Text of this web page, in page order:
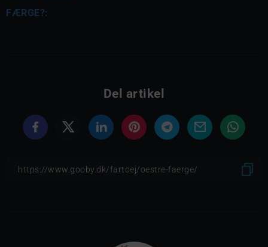
FÆRGE?:
Del artikel